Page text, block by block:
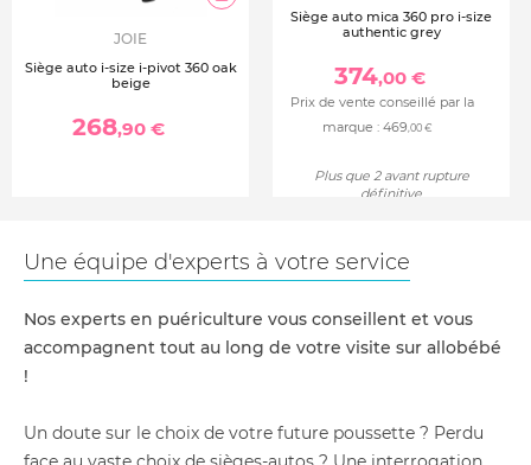
JOIE
Siège auto i-size i-pivot 360 oak
beige
268,90 €
Siège auto mica 360 pro i-size
authentic grey
374,00 €
Prix de vente conseillé par la
marque : 469,00 €
Plus que 2 avant rupture
définitive
Une équipe d'experts à votre service
Nos experts en puériculture vous conseillent et vous
accompagnent tout au long de votre visite sur allobébé
!
Un doute sur le choix de votre future poussette ? Perdu